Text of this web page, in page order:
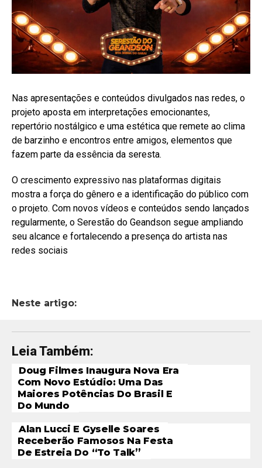
Nas apresentações e conteúdos divulgados nas redes, o
projeto aposta em interpretações emocionantes,
repertório nostálgico e uma estética que remete ao clima
de barzinho e encontros entre amigos, elementos que
fazem parte da essência da seresta.
O crescimento expressivo nas plataformas digitais
mostra a força do gênero e a identificação do público com
o projeto. Com novos vídeos e conteúdos sendo lançados
regularmente, o Serestão do Geandson segue ampliando
seu alcance e fortalecendo a presença do artista nas
redes sociais
Neste artigo:
Leia Também:
Doug Filmes Inaugura Nova Era
Com Novo Estúdio: Uma Das
Maiores Potências Do Brasil E
Do Mundo
Alan Lucci E Gyselle Soares
Receberão Famosos Na Festa
De Estreia Do “To Talk”